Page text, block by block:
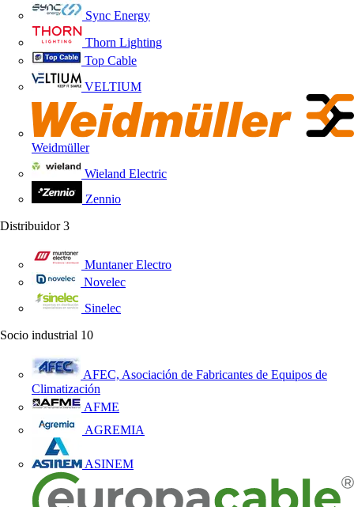
Sync Energy
Thorn Lighting
Top Cable
VELTIUM
Weidmüller
Wieland Electric
Zennio
Distribuidor 3
Muntaner Electro
Novelec
Sinelec
Socio industrial 10
AFEC, Asociación de Fabricantes de Equipos de
Climatización
AFME
AGREMIA
ASINEM